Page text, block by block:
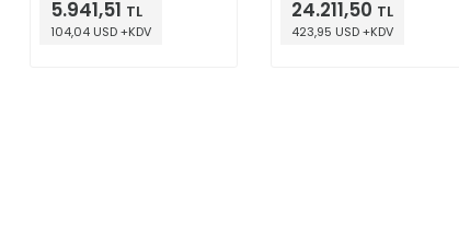
5.941,51 TL
104,04 USD +KDV
24.211,50 TL
423,95 USD +KDV